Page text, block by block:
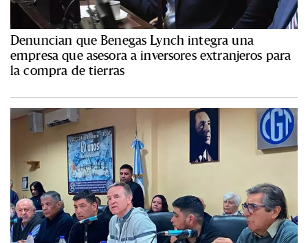
Denuncian que Benegas Lynch integra una
empresa que asesora a inversores extranjeros para
la compra de tierras